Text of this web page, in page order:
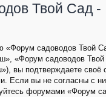
Твой Сад -
«Форум садоводов Твой
«Форум садоводов Твой
вы подтверждаете своё
Если вы не согласны с
форумами «Форум